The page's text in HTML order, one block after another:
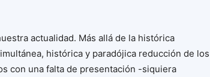
actualidad. Más allá de la histórica
histórica y paradójica reducción de los
con una falta de presentación -siquiera